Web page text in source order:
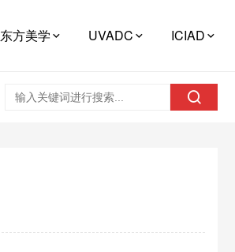
东方美学 UVADC ICIAD